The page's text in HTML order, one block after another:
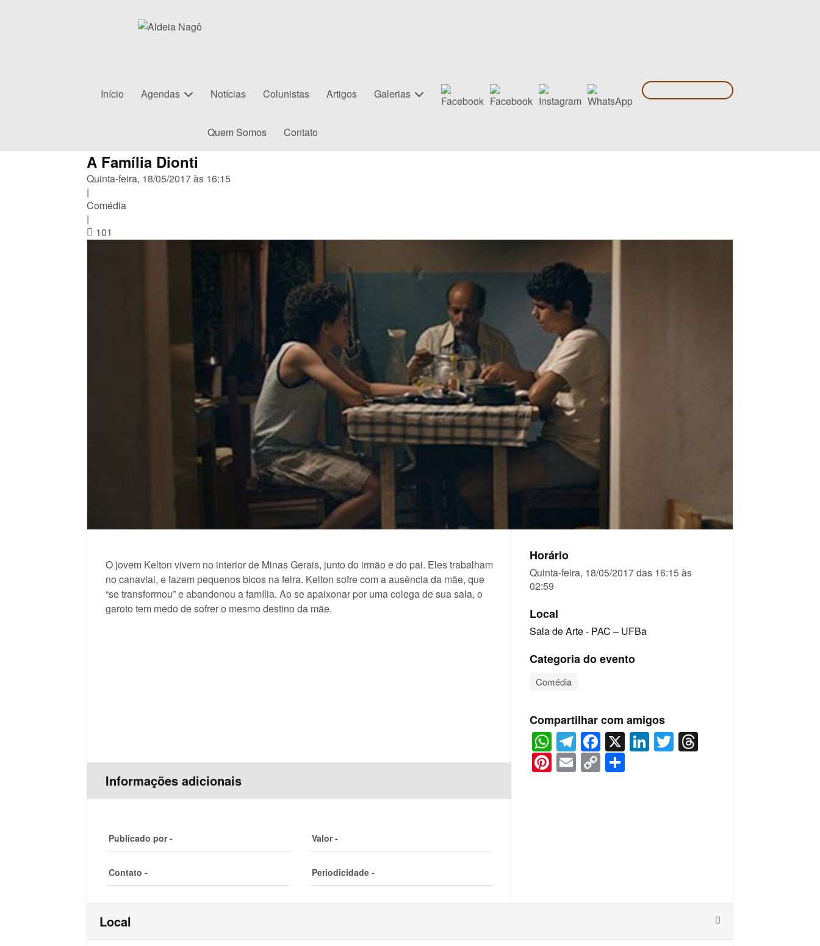
Início Agendas Notícias Colunistas Artigos Galerias
Quem Somos Contato
A Família Dionti
Quinta-feira, 18/05/2017 às 16:15
|
Comédia
|
101
O jovem Kelton vivem no interior de Minas Gerais, junto do irmão e do pai. Eles trabalham
no canavial, e fazem pequenos bicos na feira. Kelton sofre com a ausência da mãe, que
“se transformou” e abandonou a família. Ao se apaixonar por uma colega de sua sala, o
garoto tem medo de sofrer o mesmo destino da mãe.
Informações adicionais
Publicado por - Valor -
Contato - Periodicidade -
Horário
Quinta-feira, 18/05/2017 das 16:15 às
02:59
Local
Sala de Arte - PAC – UFBa
Categoria do evento
Comédia
Compartilhar com amigos
WhatsApp
Telegram
Facebook
X LinkedIn
Twitter
Pinterest
Email
Copy
Link
Local